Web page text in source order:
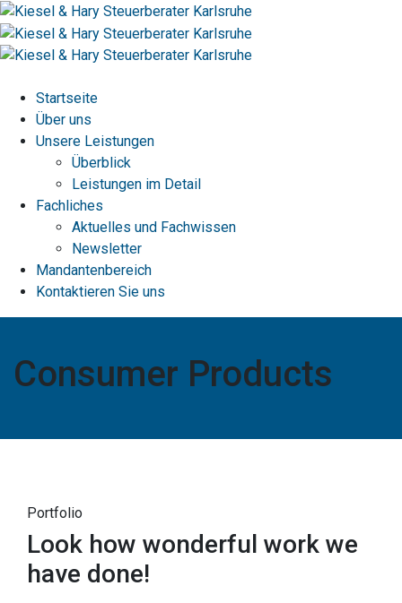
Startseite
Über uns
Unsere Leistungen
Überblick
Leistungen im Detail
Fachliches
Aktuelles und Fachwissen
Newsletter
Mandantenbereich
Kontaktieren Sie uns
Consumer Products
Portfolio
Look how wonderful work we
have done!